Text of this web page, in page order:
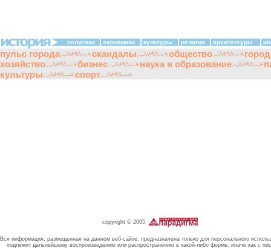
политики экономики культуры религии архитектуры
пульс города скандалы общество
хозяйство
бизнес наука и образование
культуры
спорт
copyright © 2005
Вся информация, размещенная на данном веб-сайте, предназначена только для персонального
подлежит дальнейшему воспроизведению или распространению в какой-либо форме, иначе как с